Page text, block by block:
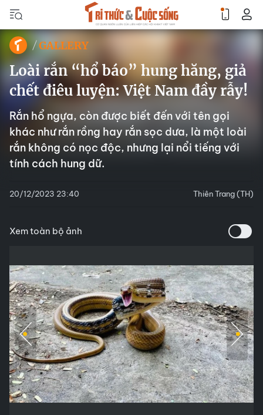
GALLERY
Loài rắn “hổ báo” hung hăng, giả
chết điêu luyện: Việt Nam đầy rẫy!
Rắn hổ ngựa, còn được biết đến với tên gọi
khác như rắn rồng hay rắn sọc dưa, là một loài
rắn không có nọc độc, nhưng lại nổi tiếng với
tính cách hung dữ.
20/12/2023 23:40 Thiên Trang (TH)
Xem toàn bộ ảnh